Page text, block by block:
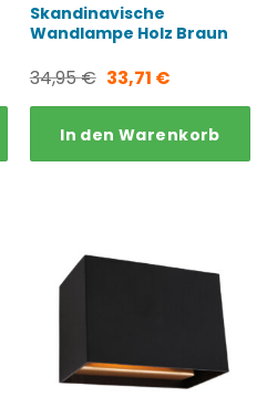
Skandinavische
Wandlampe Holz Braun
34,95€ Ursprünglicher
Preis
war:
33,71 €Aktueller
Preis
ist:
In den Warenkorb